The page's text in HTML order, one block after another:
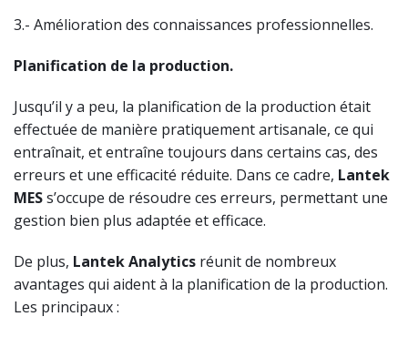
3.- Amélioration des connaissances professionnelles.
Planification de la production.
Jusqu’il y a peu, la planification de la production était
effectuée de manière pratiquement artisanale, ce qui
entraînait, et entraîne toujours dans certains cas, des
erreurs et une efficacité réduite. Dans ce cadre, Lantek
MESs’occupe de résoudre ces erreurs, permettant une
gestion bien plus adaptée et efficace.
De plus, Lantek Analytics réunit de nombreux
avantages qui aident à la planification de la production.
Les principaux :